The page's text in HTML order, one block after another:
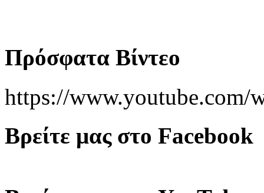
Πρόσφατα Βίντεο
https://
Βρείτε μας στο Facebook